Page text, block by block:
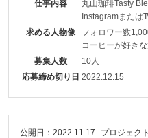
スマスパーティーのテー
ゼントや装飾の中、お年
を用意等々）
仕事内容
丸山珈琲Tasty
Instagramまたは
上)
求める人物像
フォロワー数
コーヒーが好き
グルメ系
募集人数
10人
応募締め切り日 2022.12.15
公開日：2022.11.17 プロジェク